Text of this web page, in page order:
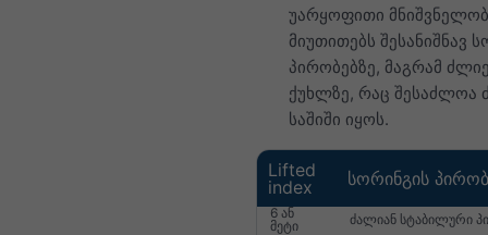
უარყოფითი
მიუთითებს შესანიშნავ
პირობებზე, მაგრამ
ქუხლზე, რაც შესაძლოა
საშიში იყოს.
Lifted
index
სორინგის
6 ან
მეტი
ძალიან სტაბილური